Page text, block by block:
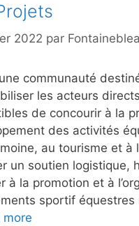
2022 par
communauté
les acteurs
de concourir à la
des activités
au tourisme et à
un soutien logistique,
à la promotion et à
sportif
more